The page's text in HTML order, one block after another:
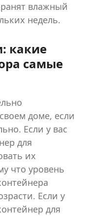
влажный
недель.
какие
самые
доме, если
Если у вас
для
их
что уровень
Если у
для